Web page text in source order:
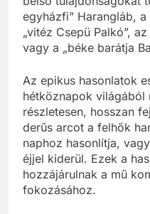
egyházfi” Harangláb, a
„vitéz Csepü Palkó”,
vagy a „béke barátja
Az epikus hasonlatok
hétköznapok világából
részletesen, hosszan
derűs arcot a felhők
naphoz hasonlítja,
éjjel kiderül. Ezek a
hozzájárulnak a mű
fokozásához.